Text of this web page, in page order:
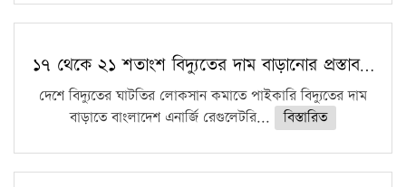
১৭ থেকে ২১ শতাংশ বিদ্যুতের দাম বাড়ানোর প্রস্তাব…
দেশে বিদ্যুতের ঘাটতির লোকসান কমাতে পাইকারি বিদ্যুতের দাম
বাড়াতে বাংলাদেশ এনার্জি রেগুলেটরি...
বিস্তারিত